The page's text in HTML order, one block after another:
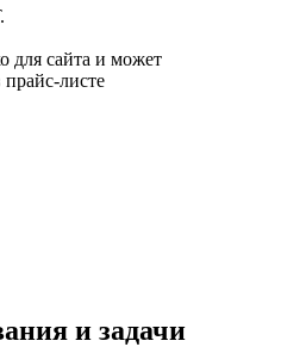
для сайта и может
прайс-листе
и задачи